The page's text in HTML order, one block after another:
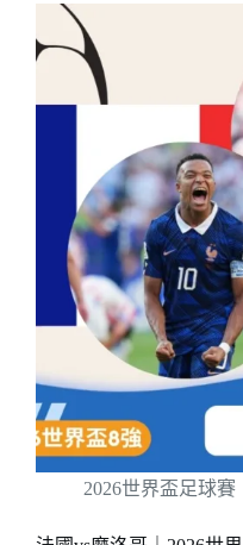
2026世界盃足球賽